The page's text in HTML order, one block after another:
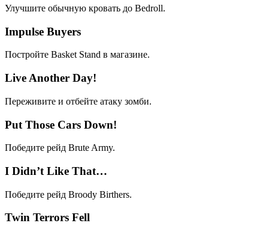
Улучшите обычную кровать до Bedroll.
Impulse Buyers
Постройте Basket Stand в магазине.
Live Another Day!
Переживите и отбейте атаку зомби.
Put Those Cars Down!
Победите рейд Brute Army.
I Didn’t Like That…
Победите рейд Broody Birthers.
Twin Terrors Fell